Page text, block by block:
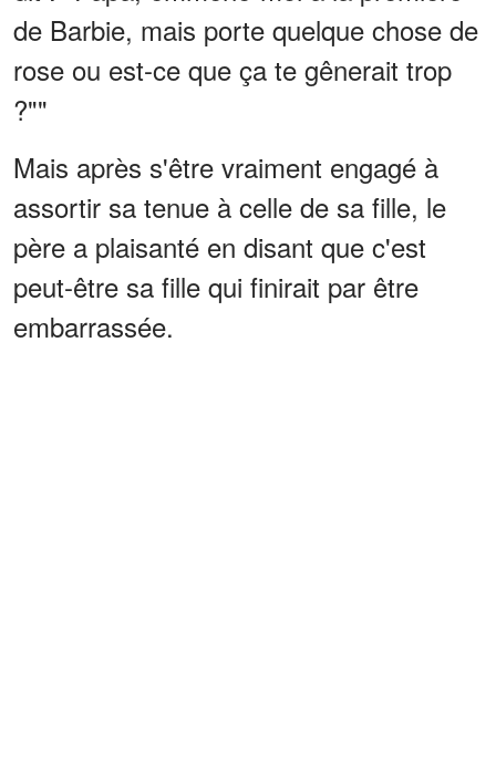
de Barbie, mais porte quelque chose de
rose ou est-ce que ça te gênerait trop
?""
Mais après s'être vraiment engagé à
assortir sa tenue à celle de sa fille, le
père a plaisanté en disant que c'est
peut-être sa fille qui finirait par être
embarrassée.